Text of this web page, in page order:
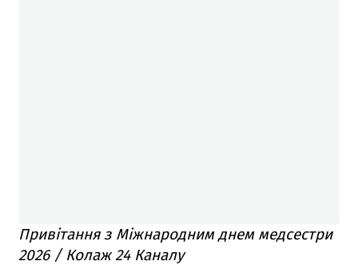
Привітання з Міжнародним днем медсестри
2026 / Колаж 24 Каналу